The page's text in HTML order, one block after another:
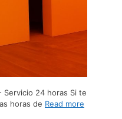
Servicio 24 horas Si te
horas de Read more